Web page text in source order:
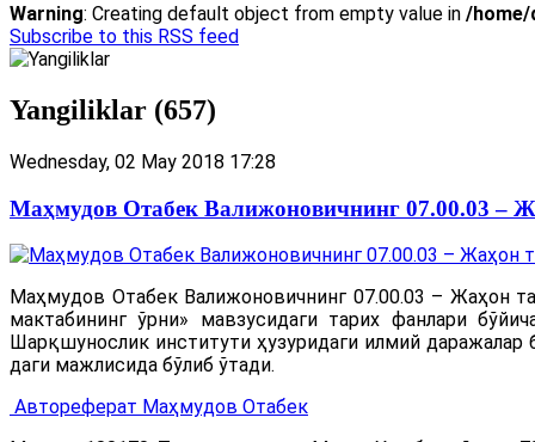
Warning: Creating default object from empty value in /home/
Subscribe to this RSS feed
Yangiliklar (657)
Wednesday, 02 May 2018 17:28
Маҳмудов Отабек Валижоновичнинг 07.00.03 –
Маҳмудов Отабек Валижоновичнинг 07.00.03 – Жаҳон
мактабининг ўрни» мавзусидаги тарих фанлари
Шарқшунослик институти ҳузуридаги илмий даражалар
даги мажлисида бўлиб ўтади.
Автореферат Маҳмудов Отабек